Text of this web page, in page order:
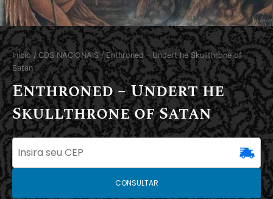
Início/CDS NACIONAIS / Enthroned – Undert he Skullthrone of
Satan
Enthroned – Undert he
Skullthrone of Satan
CONSULTAR